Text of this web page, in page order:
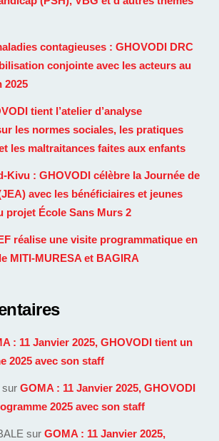
contagieuses : GHOVODI DRC
conjointe avec les acteurs au
2025
tient l’atelier d’analyse
les normes sociales, les pratiques
les maltraitances faites aux enfants
Kivu : GHOVODI célèbre la Journée de
avec les bénéficiaires et jeunes
projet École Sans Murs 2
réalise une visite programmatique en
MITI-MURESA et BAGIRA
: 11 Janvier 2025, GHOVODI tient un
2025 avec son staff
surGOMA : 11 Janvier 2025, GHOVODI
2025 avec son staff
surGOMA : 11 Janvier 2025,